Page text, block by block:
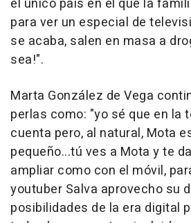
el único país en el que la
para ver un especial de
se acaba, salen en masa a
sea!".
Marta González de Vega
perlas como: "yo sé que en la
cuenta pero, al natural, Mota
pequeño...tú ves a Mota y te
ampliar como con el móvil,
youtuber Salva aprovecho su
posibilidades de la era digital